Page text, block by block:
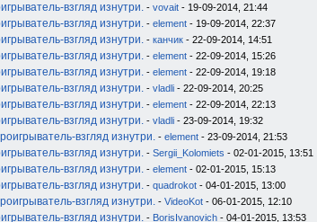
взгляд изнутри. - vovait - 19-09-2014, 21:44
взгляд изнутри. - element - 19-09-2014, 22:37
взгляд изнутри. - канчик - 22-09-2014, 14:51
взгляд изнутри. - element - 22-09-2014, 15:26
взгляд изнутри. - element - 22-09-2014, 19:18
взгляд изнутри. - vladli - 22-09-2014, 20:25
взгляд изнутри. - element - 22-09-2014, 22:13
взгляд изнутри. - vladli - 23-09-2014, 19:32
взгляд изнутри. - element - 23-09-2014, 21:53
взгляд изнутри. - Sergii_Kolomiets - 02-01-2015, 13:51
взгляд изнутри. - element - 02-01-2015, 15:13
взгляд изнутри. - quadrokot - 04-01-2015, 13:00
взгляд изнутри. - VideoKot - 06-01-2015, 12:10
взгляд изнутри. - BorisIvanovich - 04-01-2015, 13:53